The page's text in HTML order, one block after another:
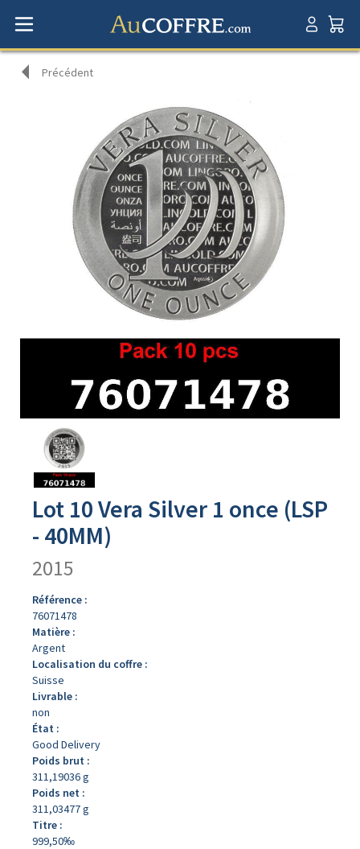
Précédent
produit
Lot 10 Vera Silver 1 once (LSP
- 40MM)
2015
Référence :
76071478
Matière :
Argent
Localisation du coffre :
Suisse
Livrable :
non
État :
Good Delivery
Poids brut :
311,19036 g
Poids net :
311,03477 g
Titre :
999,50‰